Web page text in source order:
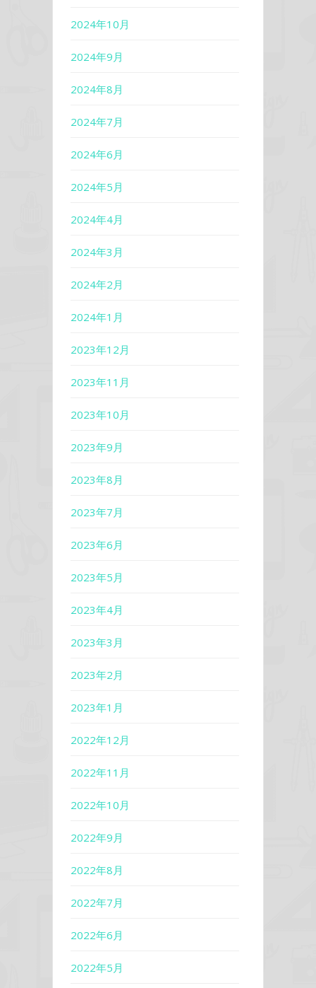
2024年10月
2024年9月
2024年8月
2024年7月
2024年6月
2024年5月
2024年4月
2024年3月
2024年2月
2024年1月
2023年12月
2023年11月
2023年10月
2023年9月
2023年8月
2023年7月
2023年6月
2023年5月
2023年4月
2023年3月
2023年2月
2023年1月
2022年12月
2022年11月
2022年10月
2022年9月
2022年8月
2022年7月
2022年6月
2022年5月